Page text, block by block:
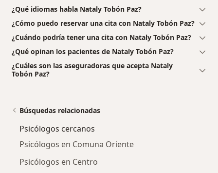
¿Qué idiomas habla Nataly Tobón Paz?
¿Cómo puedo reservar una cita con Nataly Tobón Paz?
¿Cuándo podría tener una cita con Nataly Tobón Paz?
¿Qué opinan los pacientes de Nataly Tobón Paz?
¿Cuáles son las aseguradoras que acepta Nataly
Tobón Paz?
Búsquedas relacionadas
Psicólogos cercanos
Psicólogos en Comuna Oriente
Psicólogos en Centro